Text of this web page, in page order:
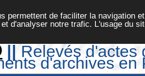
permettent de faciliter la navigation
d'analyser notre trafic. L'usage du
|| Relevés d'actes
d'archives en